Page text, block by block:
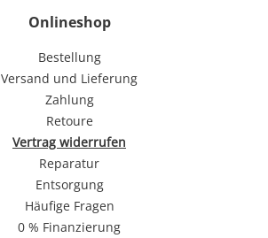
Onlineshop
Bestellung
Versand und Lieferung
Zahlung
Retoure
Vertrag widerrufen
Reparatur
Entsorgung
Häufige Fragen
0 % Finanzierung